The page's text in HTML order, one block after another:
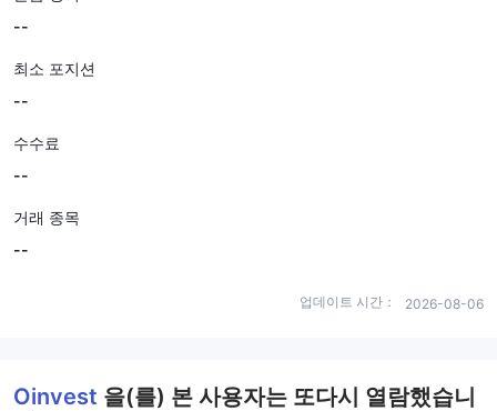
--
최소 포지션
--
수수료
--
거래 종목
--
업데이트 시간： 2026-08-06
Oinvest 을(를) 본 사용자는 또다시 열람했습니